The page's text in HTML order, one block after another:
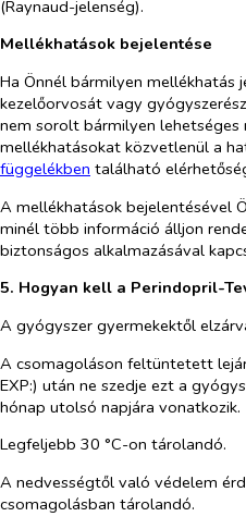
(Raynaud-jelenség).
Mellékhatások bejelentése
Ha Önnél bármilyen mellékhatás
kezelőorvosát vagy
nem sorolt bármilyen
mellékhatásokat közvetlenül a
függelékben található
A mellékhatások bejelentésével
minél több információ álljon
biztonságos alkalmazásával
5. Hogyan kell a Perindopril-
A gyógyszer gyermekektől
A csomagoláson feltüntetett
EXP:) után ne szedje ezt a
hónap utolsó napjára vonatkozik.
Legfeljebb 30 °C-on tárolandó.
A nedvességtől való védelem
csomagolásban tárolandó.